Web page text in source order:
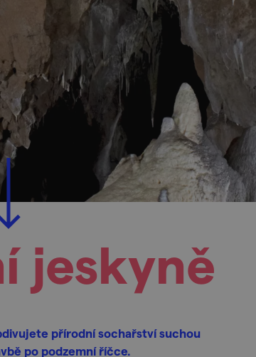
jeskyně
přírodní sochařství suchou
po podzemní říčce.